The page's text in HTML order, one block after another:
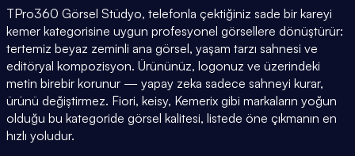
TPro360 Görsel Stüdyo, telefonla çektiğiniz sade bir kareyi
kemer kategorisine uygun profesyonel görsellere dönüştürür:
tertemiz beyaz zeminli ana görsel, yaşam tarzı sahnesi ve
editöryal kompozisyon. Ürününüz, logonuz ve üzerindeki
metin birebir korunur — yapay zeka sadece sahneyi kurar,
ürünü değiştirmez. Fiori, keisy, Kemerix gibi markaların yoğun
olduğu bu kategoride görsel kalitesi, listede öne çıkmanın en
hızlı yoludur.